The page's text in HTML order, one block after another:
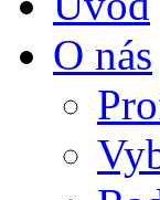
O nás